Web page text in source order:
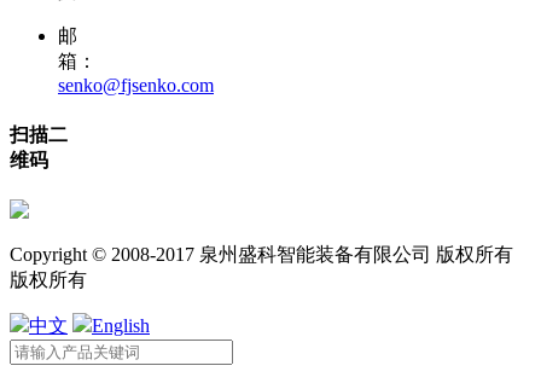
邮
箱：
senko@fjsenko.com
扫描二
维码
Copyright © 2008-2017 泉州盛科智能装备有限公司 版权所有
版权所有
中文 English